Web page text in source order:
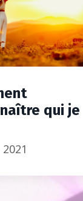
qui je